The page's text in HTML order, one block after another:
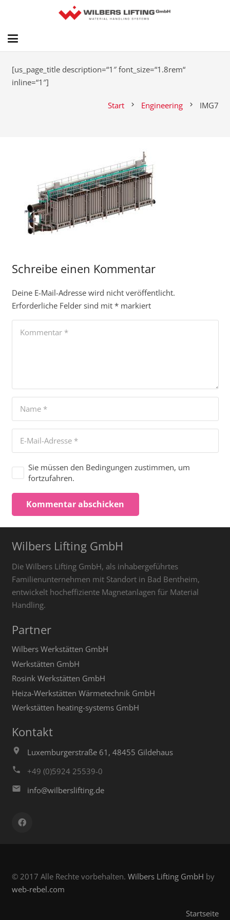
[us_page_title description=“1″ font_size=“1.8rem“
inline=“1″]
Start chevron_right Engineering chevron_right IMG7
Schreibe einen Kommentar
Deine E-Mail-Adresse wird nicht veröffentlicht.
Erforderliche Felder sind mit *markiert
Sie müssen den Bedingungen zustimmen, um
fortzufahren.
Kommentar abschicken
Wilbers Lifting GmbH
Die Wilbers Lifting GmbH, als inhabergeführtes
Familienunternehmen mit Standort in Bad Bentheim,
entwickelt hocheffiziente Magnetanlagen für Material
Handling.
Partner
Wilbers Werkstätten GmbH
Werkstätten GmbH
Rosink Werkstätten GmbH
Heiza-Werkstätten Wärmetechnik GmbH
Werkstätten heating-systems GmbH
Kontakt
Luxemburgerstraße 61, 48455 Gildehaus
+49 (0)5924 25539-0
info@wilberslifting.de
© 2017 Alle Rechte vorbehalten. Wilbers Lifting GmbH by
web-rebel.com
Startseite